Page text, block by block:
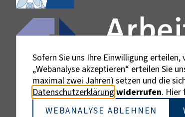
Externe Links sind mit dem Symbol
Bei personenbezogenen Bezeichnungen
Sofern Sie uns Ihre Einwilligung
„Webanalyse akzeptieren“ erteilen Sie
maximal zwei Jahren) setzen und die
Datenschutzerklärung widerrufen. Hier
WEBANALYSE ABLEHNEN